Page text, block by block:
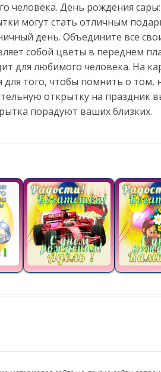
человека. День рождения
могут стать отличным
день. Объедините все
собой цветы в переднем
для любимого человека. На
того, чтобы помнить о том,
открытку на праздник
порадуют ваших близких.